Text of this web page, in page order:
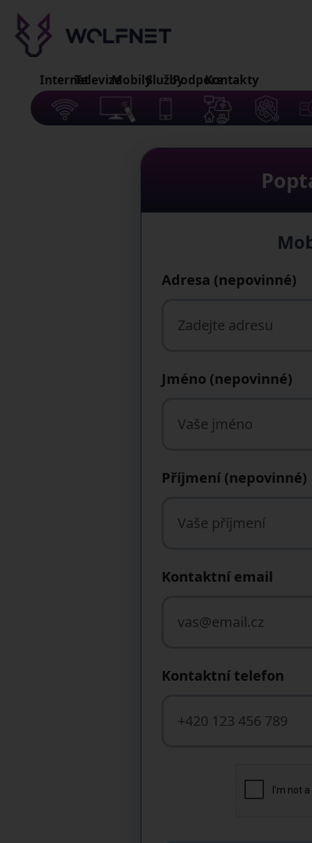
InternetTelevizeMobilySlužbyPodporaKontakty
Adresa (nepovinné)
Jméno (nepovinné)
Příjmení (nepovinné)
Kontaktní email
Kontaktní telefon